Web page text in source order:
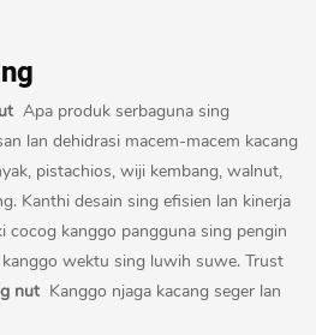
Apa produk serbaguna sing
lan dehidrasi macem-macem kacang
pistachios, wiji kembang, walnut,
Kanthi desain sing efisien lan kinerja
cocog kanggo pangguna sing pengin
wektu sing luwih suwe. Trust
nut Kanggo njaga kacang seger lan